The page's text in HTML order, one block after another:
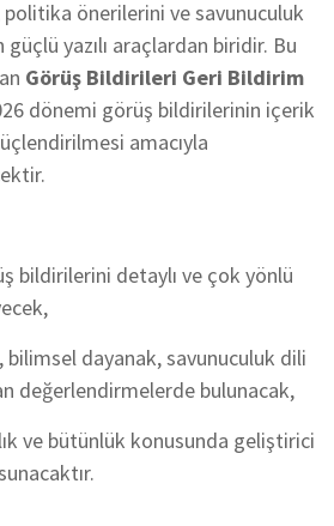
önerilerini ve savunuculuk
güçlü yazılı araçlardan biridir. Bu
Görüş Bildirileri Geri Bildirim
dönemi görüş bildirilerinin içerik
amacıyla
bildirilerini detaylı ve çok yönlü
bilimsel dayanak, savunuculuk dili
değerlendirmelerde bulunacak,
ve bütünlük konusunda geliştirici